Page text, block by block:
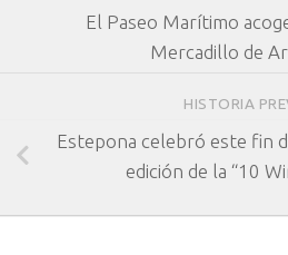
El Paseo Marítimo
Mercadillo de
HISTORIA
Estepona celebró este fin
edición de la “10